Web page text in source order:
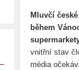
Mluvčí
během
vnitřní stav
média